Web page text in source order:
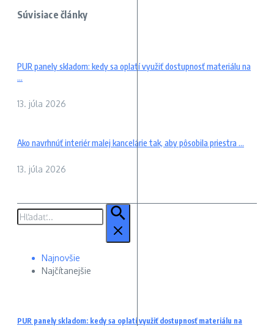
Súvisiace články
PUR panely skladom: kedy sa oplatí využiť dostupnosť materiálu na
...
13. júla 2026
Ako navrhnúť interiér malej kancelárie tak, aby pôsobila priestra ...
13. júla 2026
Hľadať:
Najnovšie
Najčítanejšie
PUR panely skladom: kedy sa oplatí využiť dostupnosť materiálu na